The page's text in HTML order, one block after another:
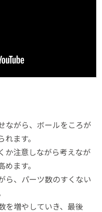
ながら、ボールをころが
ます。
か注意しながら考えなが
ます。
ら、パーツ数のすくない
を増やしていき、最後